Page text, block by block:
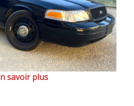
savoir plus